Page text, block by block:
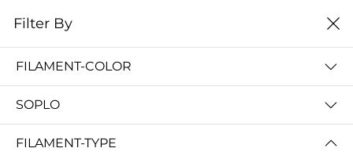
0
No Results
Not Found Filters1
Not Found Filters2
Filter By
FILAMENT-COLOR
SOPLO
FILAMENT-TYPE